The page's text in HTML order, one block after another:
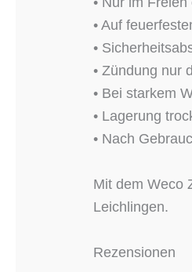
• Auf
•
• Zündung nur
• Bei starkem
• Lagerung
• Nach
Mit dem Weco
Leichlingen.
Rezensionen